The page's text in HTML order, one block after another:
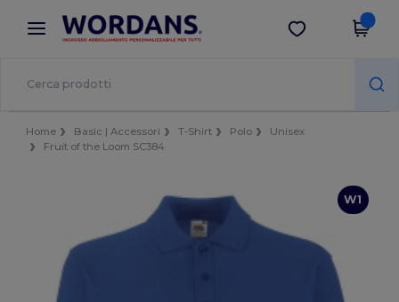
× App Wordans
Prezzi migliori sull'app!
Scarica app
Home Basic | Accessori T-Shirt Polo
Unisex
Fruit of the Loom SC384
W1